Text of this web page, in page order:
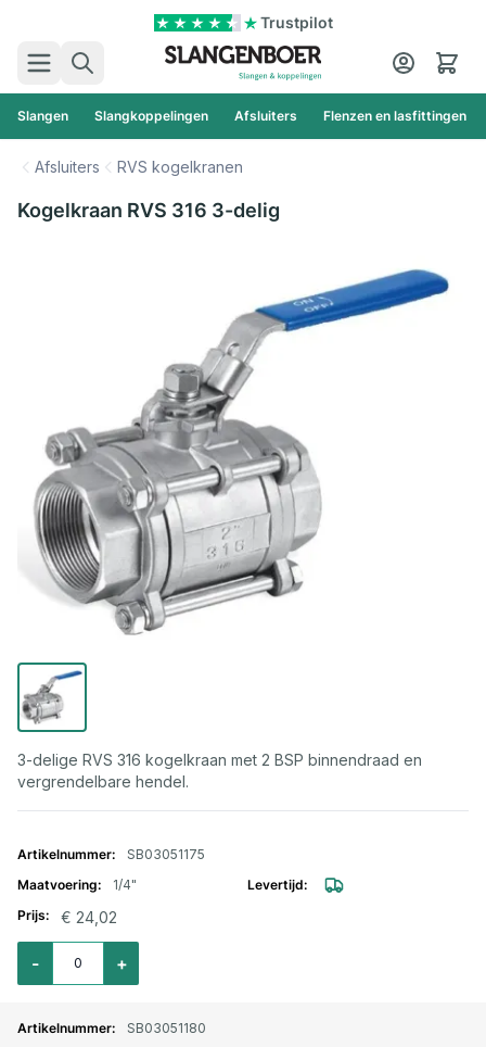
Trustpilot
Zoek
Cart
Slangen Slangkoppelingen Afsluiters Flenzen en lasfittingen
Afsluiters RVS kogelkranen
Kogelkraan RVS 316 3-delig
3-delige RVS 316 kogelkraan met 2 BSP binnendraad en
vergrendelbare hendel.
SB03051175
1/4"
€ 24,02
Aantal voor Kogelkraan RVS 316 3-delig bi.bi 1/4"
+
-
SB03051180